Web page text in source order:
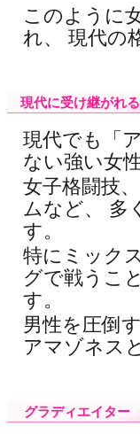
このように
れ、 現代の
現代に受け継がれ
現代でも「
ない強い女
女子格闘技
ムなど、 多
す。
特にミック
グで戦うこ
す。
男性を圧倒
アマゾネス
グラディエイター